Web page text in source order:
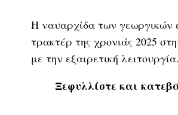
Η ναυαρχίδα των γεωργικών
τρακτέρ της χρονιάς 2025
με την εξαιρετική λειτουργία.
Ξεφυλλίστε και